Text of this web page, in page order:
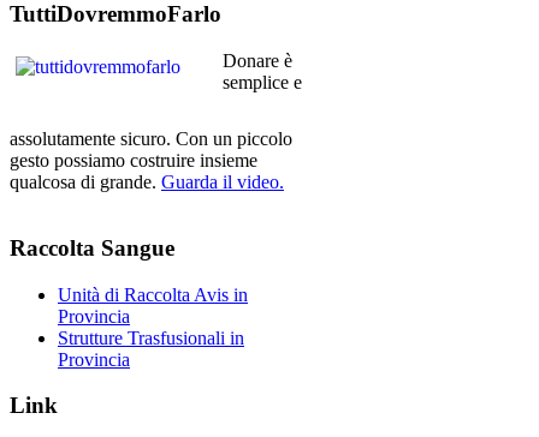
TuttiDovremmoFarlo
Donare è
semplice e
assolutamente sicuro. Con un piccolo
gesto possiamo costruire insieme
qualcosa di grande. Guarda il video.
Raccolta Sangue
Unità di Raccolta Avis in
Provincia
Strutture Trasfusionali in
Provincia
Link